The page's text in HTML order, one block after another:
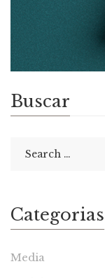
Buscar
Categorias
Media